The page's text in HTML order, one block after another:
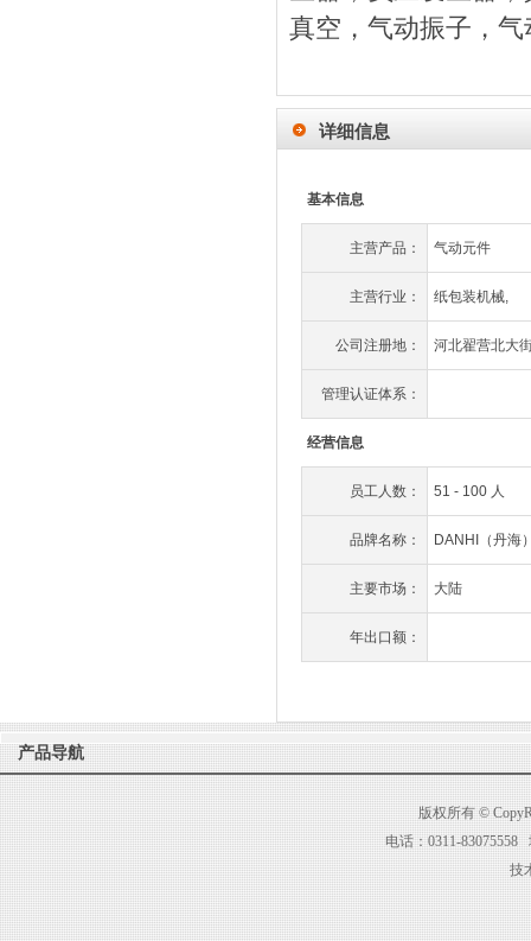
真空，气动振子，
详细信息
基本信息
主营产品： 气动元件
主营行业： 纸包装机械,
公司注册地： 河北翟营北大
管理认证体系：
经营信息
员工人数： 51 - 100 人
品牌名称： DANHI（丹海
主要市场： 大陆
年出口额：
产品导航
版权所有 ©
电话：0311-
技